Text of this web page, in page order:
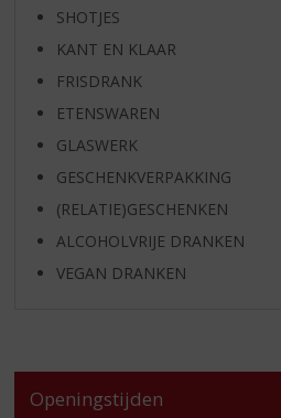
SHOTJES
KANT EN KLAAR
FRISDRANK
ETENSWAREN
GLASWERK
GESCHENKVERPAKKING
(RELATIE)GESCHENKEN
ALCOHOLVRIJE DRANKEN
VEGAN DRANKEN
Openingstijden